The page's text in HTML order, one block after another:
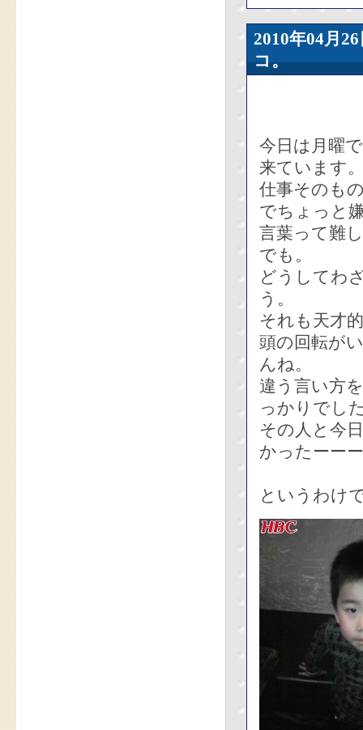
2010年04
コ。
今日は月曜
来ています
仕事そのも
でちょっと
言葉って難
でも。
どうしてわ
う。
それも天才
頭の回転が
んね。
違う言い方
っかりでし
その人と今
かったーー
というわけ